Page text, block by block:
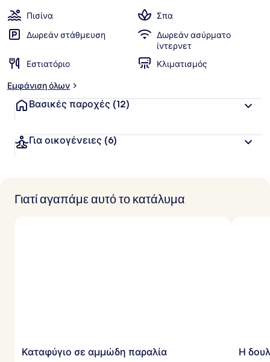
των
β
θ
λ
ί
Πισίνα
Σπα
Δωρεάν στάθμευση
Δωρεάν ασύρματο
ίντερνετ
Εστιατόριο
Κλιματισμός
Εμφάνιση όλων
Βασικές παροχές (12)
Για οικογένειες (6)
Γιατί αγαπάμε αυτό το κατάλυμα
Καταφύγιο σε αμμώδη παραλία Η